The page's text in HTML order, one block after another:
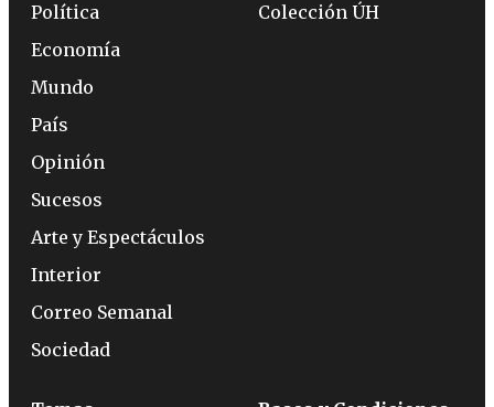
Política
Economía
Mundo
País
Opinión
Sucesos
Arte y Espectáculos
Interior
Correo Semanal
Sociedad
Colección ÚH